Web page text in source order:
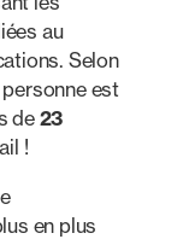
au
Selon
est
de 23
!
en plus